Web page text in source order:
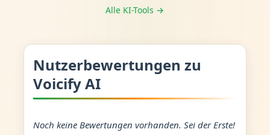
Alle KI-Tools →
Nutzerbewertungen zu
Voicify AI
Noch keine Bewertungen vorhanden. Sei der Erste!